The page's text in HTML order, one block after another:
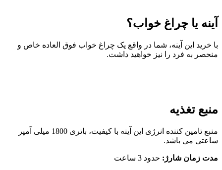
آینه یا چراغ خواب؟
با خرید این آینه، شما در واقع یک چراغ خواب فوق العاده خاص و
منحصر به فرد را نیز خواهید داشت.
منبع تغذیه
منبع تامین کننده انرژی این آینه با کیفیت، باتری 1800 میلی آمپر
ساعتی می باشد.
مدت زمان شارژ: حدود 3 ساعت